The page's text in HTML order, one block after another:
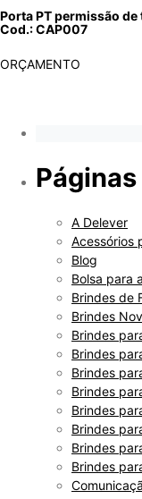
Porta PT permissão de
Cod.: CAP007
ORÇAMENTO
Páginas
A Delever
Acessórios
Blog
Bolsa para
Brindes de
Brindes
Brindes
Brindes
Brindes
Brindes
Brindes
Brindes
Brindes
Brindes